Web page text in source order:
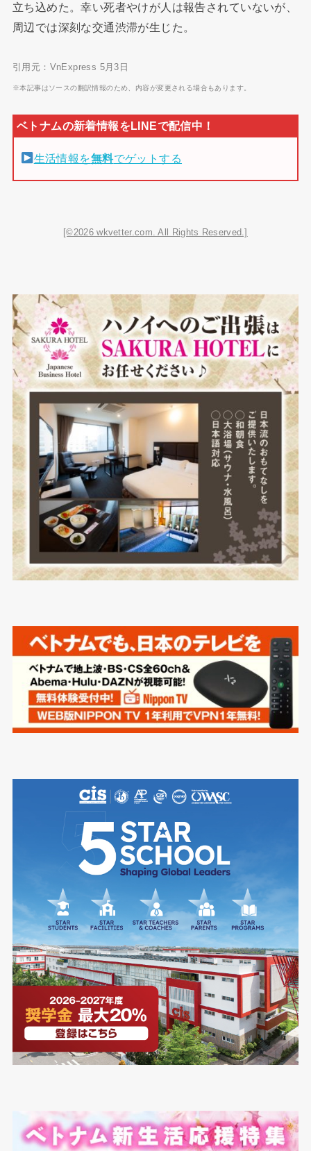
立ち込めた。幸い死者やけが人は報告されていないが、
周辺では深刻な交通渋滞が生じた。
引用元：VnExpress 5月3日
※本記事はソースの翻訳情報のため、内容が変更される場合もあります。
生活情報を無料でゲットする
[©2026 wkvetter.com. All Rights Reserved.]